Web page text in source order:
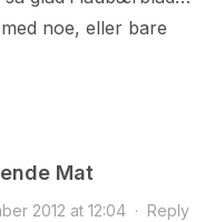
noe, eller bare
Mat
2012 at 12:04· Reply